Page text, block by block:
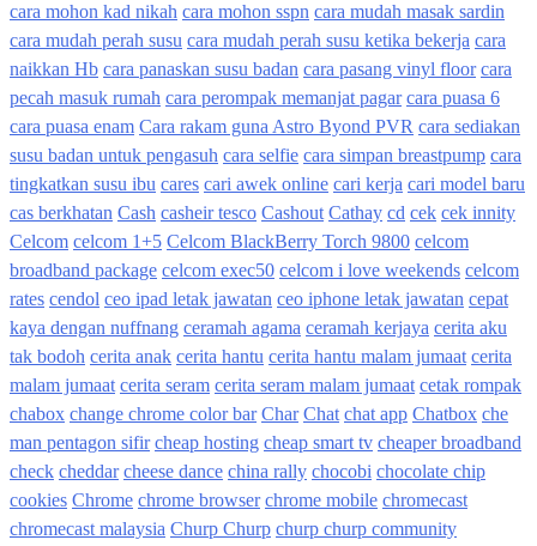
cara mohon kad nikah cara mohon sspn cara mudah masak sardin
cara mudah perah susu cara mudah perah susu ketika bekerja cara
naikkan Hb cara panaskan susu badan cara pasang vinyl floor cara
pecah masuk rumah cara perompak memanjat pagar cara puasa 6
cara puasa enam Cara rakam guna Astro Byond PVR cara sediakan
susu badan untuk pengasuh cara selfie cara simpan breastpump cara
tingkatkan susu ibu cares cari awek online cari kerja cari model baru
cas berkhatan Cash casheir tesco Cashout Cathay cd cek cek innity
Celcom celcom 1+5 Celcom BlackBerry Torch 9800 celcom
broadband package celcom exec50 celcom i love weekends celcom
rates cendol ceo ipad letak jawatan ceo iphone letak jawatan cepat
kaya dengan nuffnang ceramah agama ceramah kerjaya cerita aku
tak bodoh cerita anak cerita hantu cerita hantu malam jumaat cerita
malam jumaat cerita seram cerita seram malam jumaat cetak rompak
chabox change chrome color bar Char Chat chat app Chatbox che
man pentagon sifir cheap hosting cheap smart tv cheaper broadband
check cheddar cheese dance china rally chocobi chocolate chip
cookies Chrome chrome browser chrome mobile chromecast
chromecast malaysia Churp Churp churp churp community